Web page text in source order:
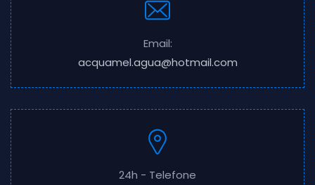
Email:
acquamel.agua@hotmail.com
24h - Telefone